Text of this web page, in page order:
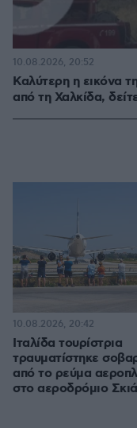
Καλύτερη η εικόνα
από τη Χαλκίδα,
10.08.2026, 20:52
Ιταλίδα τουρίστρια
τραυματίστηκε
από το ρεύμα
στο αεροδρόμιο
10.08.2026, 20:42